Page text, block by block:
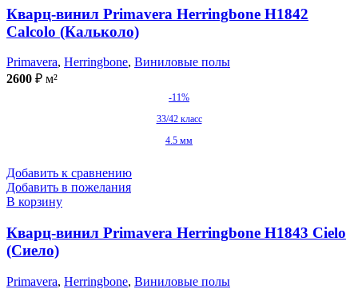
Кварц-винил Primavera Herringbone H1842
Calcolo (Кальколо)
Primavera, Herringbone, Виниловые полы
2600 ₽ м²
-11%
33/42 класс
4.5 мм
Добавить к сравнению
Добавить в пожелания
В корзину
Кварц-винил Primavera Herringbone H1843 Cielo
(Сиело)
Primavera, Herringbone, Виниловые полы